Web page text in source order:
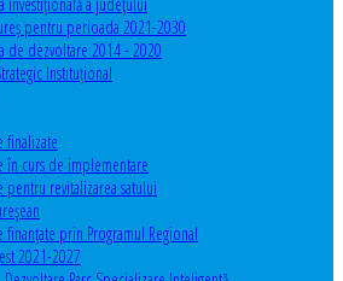
pentru perioada 2021-2030
de dezvoltare 2014 - 2020
Instituţional
finalizate
în curs de implementare
pentru revitalizarea satului
finanțate prin Programul Regional
2021-2027